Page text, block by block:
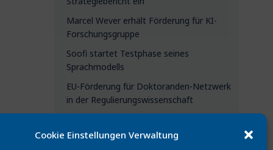
Cookie Einstellungen Verwaltung
Marcel Wever erhält Förderung für KI-
Forschungsgruppe
Soofi startet Testphase seines
Sprachmodells
EU-Förderung für Doktoranden-Netzwerk
in der Regulierungswissenschaft